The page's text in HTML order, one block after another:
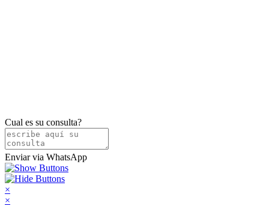
Cual es su consulta?
Enviar via WhatsApp
×
×